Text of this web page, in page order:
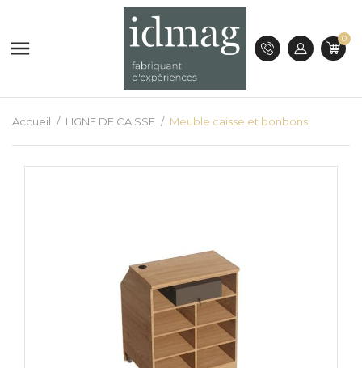
 0
Accueil LIGNE DE CAISSE Meuble caisse et bonbons